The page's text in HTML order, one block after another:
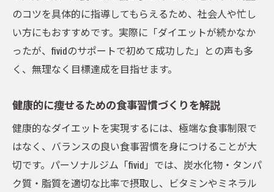
のコツを具体的に指導してもらえるため、社会人や忙し
い方にもおすすめです。実際に「ダイエットが続かなか
ったが、fividのサポートで初めて成功した」との声も多
く、無理なく目標達成を目指せます。
健康的に痩せるための食事習慣づくりを解説
健康的なダイエットを実現するには、極端な食事制限で
はなく、バランスの良い食事習慣を身につけることが大
切です。パーソナルジム「fivid」では、炭水化物・タンパ
ク質・脂質を適切な比率で摂取し、ビタミンやミネラル